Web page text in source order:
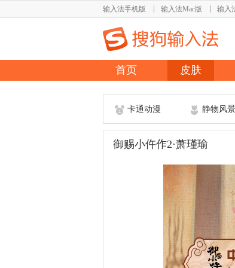
输入法手机版 输入法Mac版 输入
首页 皮肤
卡通动漫 静物风景
御赐小仵作2·萧瑾瑜